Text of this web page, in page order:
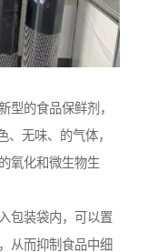
型的食品保鲜剂，
、无味、的气体，
氧化和微生物生
包装袋内，可以置
从而抑制食品中细